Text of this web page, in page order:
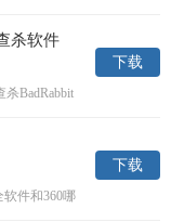
杀软件
BadRabbit
下载
件和360哪
下载